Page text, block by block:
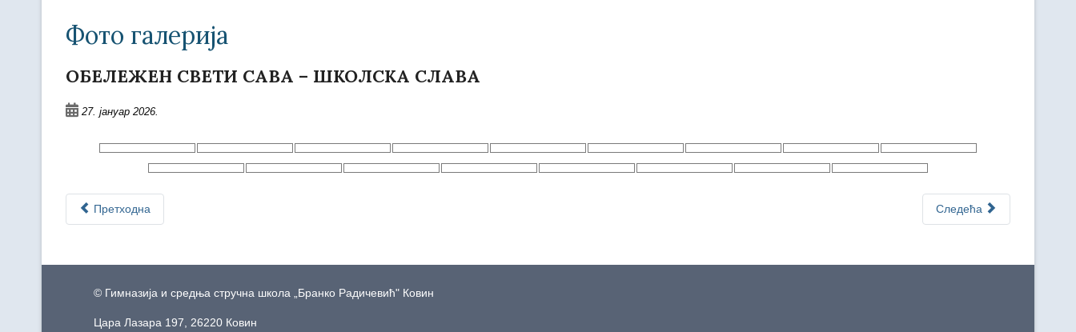
Фото галерија
ОБЕЛЕЖЕН СВЕТИ САВА – ШКОЛСКА СЛАВА
27. јануар 2026.
Претходна Следећа
© Гимназија и средња стручна школа „Бранко Радичевић" Ковин
Цара Лазара 197, 26220 Ковин